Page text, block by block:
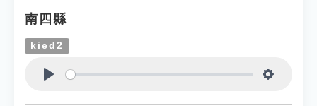
南四縣
kied2